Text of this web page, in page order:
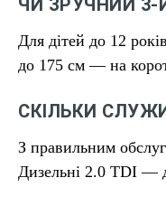
ЧИ ЗРУЧНИЙ 3-
Для дітей до 12
до 175 см — на
СКІЛЬКИ
З правильним
Дизельні 2.0 TDI —